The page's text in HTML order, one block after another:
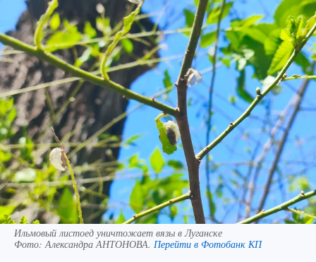
Ильмовый листоед уничтожает вязы в Луганске
Фото:Александра АНТОНОВА. Перейти в Фотобанк КП